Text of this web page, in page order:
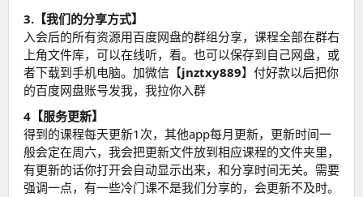
3.【我们的分享方式】
入会后的所有资源用百度网盘的群组分享，课程全部在群右
上角文件库，可以在线听，看。也可以保存到自己网盘，或
者下载到手机电脑。加微信【jnztxy889】付好款以后把你
的百度网盘账号发我，我拉你入群
4【服务更新】
得到的课程每天更新1次，其他app每月更新，更新时间一
般会定在周六，我会把更新文件放到相应课程的文件夹里，
有更新的话你打开会自动显示出来，和分享时间无关。需要
强调一点，有一些冷门课不是我们分享的，会更新不及时。